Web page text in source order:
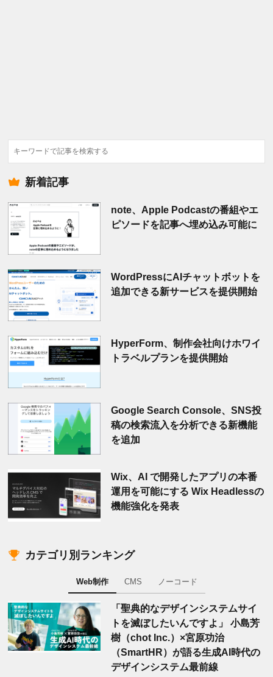
検
索
新着記事
note、Apple Podcastの番組やエ
ピソードを記事へ埋め込み可能に
WordPressにAIチャットボットを
追加できる新サービスを提供開始
HyperForm、制作会社向けホワイ
トラベルプランを提供開始
Google Search Console、SNS投
稿の検索流入を分析できる新機能
を追加
Wix、AI で開発したアプリの本番
運用を可能にする Wix Headlessの
機能強化を発表
カテゴリ別ランキング
Web制作 CMS ノーコード
「聖典的なデザインシステムサイ
トを滅ぼしたいんですよ」 小島芳
樹（chot Inc.）×宮原功治
（SmartHR）が語る生成AI時代の
デザインシステム最前線